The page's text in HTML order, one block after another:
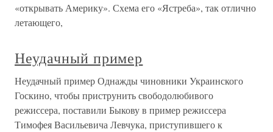
«открывать Америку». Схема его «Ястреба», так отлично
летающего,
Неудачный пример
Неудачный пример Однажды чиновники Украинского
Госкино, чтобы приструнить свободолюбивого
режиссера, поставили Быкову в пример режиссера
Тимофея Васильевича Левчука, приступившего к